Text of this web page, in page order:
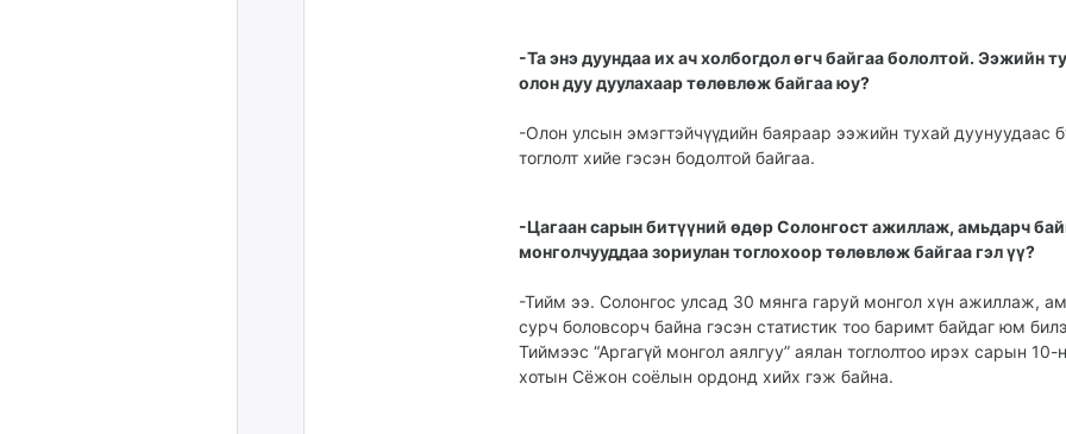
-Та энэ дуундаа их ач холбогдол өгч байгаа бо­лолтой. Ээжийн
олон дуу дуулахаар төлөв­лөж байгаа юу?
-Олон улсын эмэгтэй­чүүдийн баяраар ээжийн тухай дуунуудаас
тоглолт хийе гэсэн бодолтой байгаа.
-Ца­гаан сарын битүүний өдөр Солонгост ажиллаж, амь­дарч
монгол­чууд­даа зориулан тоглохоор төлөвлөж байгаа гэл үү?
-Тийм ээ. Солонгос улсад 30 мянга гаруй монгол хүн ажиллаж,
сурч боловсорч байна гэсэн статистик тоо баримт байдаг юм
Тиймээс “Аргагүй монгол аялгуу” аялан тоглолтоо ирэх сарын 10-
хотын Сёжон соёлын ордонд хийх гэж байна.